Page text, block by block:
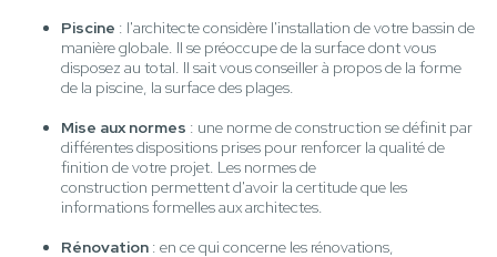
Piscine : l'architecte considère l'installation de votre bassin de
manière globale. Il se préoccupe de la surface dont vous
disposez au total. Il sait vous conseiller à propos de la forme
de la piscine, la surface des plages.
Mise aux normes : une norme de construction se définit par
différentes dispositions prises pour renforcer la qualité de
finition de votre projet. Les normes de
construction permettent d'avoir la certitude que les
informations formelles aux architectes.
Rénovation : en ce qui concerne les rénovations,